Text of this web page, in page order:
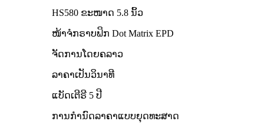
HS580 ຂະໜາດ 5.8 ນິ້ວ
ໜ້າຈໍກຣາບຟິກ Dot Matrix EPD
ຈັດການໂດຍຄລາວ
ລາຄາເປັນວິນາທີ
ແບັດເຕີຣີ 5 ປີ
ການກຳນົດລາຄາແບບຍຸດທະສາດ